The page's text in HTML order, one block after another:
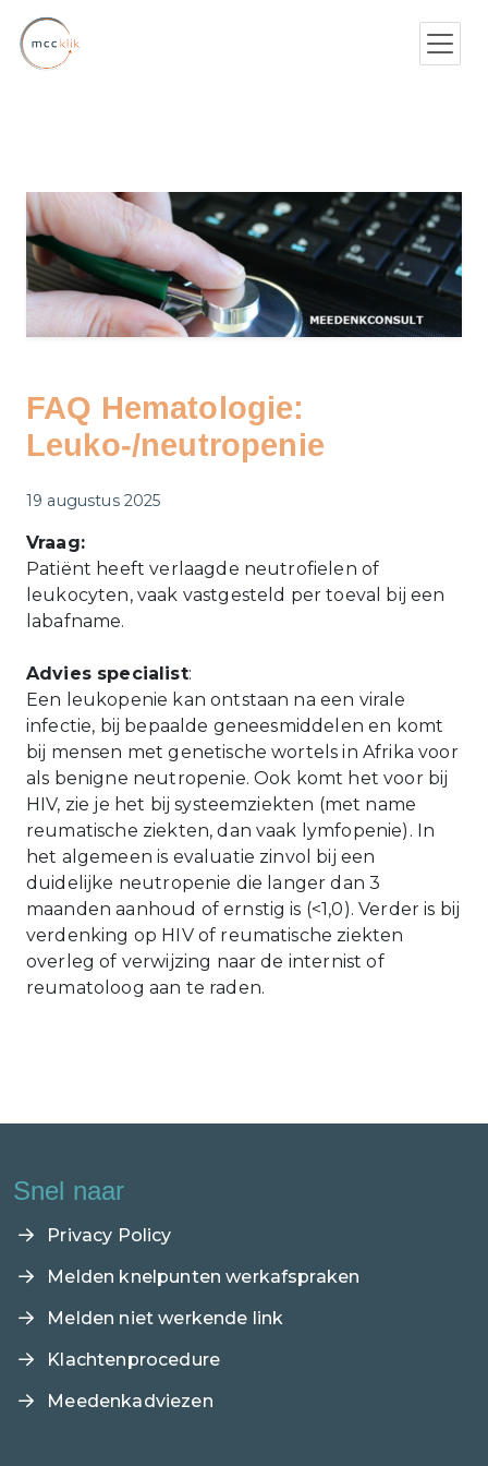
FAQ Hematologie:
Leuko-/neutropenie
Gepubliceerd op
19 augustus 2025
Vraag:
Patiënt heeft verlaagde neutrofielen of
leukocyten, vaak vastgesteld per toeval bij een
labafname.
Advies specialist:
Een leukopenie kan ontstaan na een virale
infectie, bij bepaalde geneesmiddelen en komt
bij mensen met genetische wortels in Afrika voor
als benigne neutropenie. Ook komt het voor bij
HIV, zie je het bij systeemziekten (met name
reumatische ziekten, dan vaak lymfopenie). In
het algemeen is evaluatie zinvol bij een
duidelijke neutropenie die langer dan 3
maanden aanhoud of ernstig is (<1,0). Verder is bij
verdenking op HIV of reumatische ziekten
overleg of verwijzing naar de internist of
reumatoloog aan te raden.
Snel naar
Privacy Policy
Melden knelpunten werkafspraken
Melden niet werkende link
Klachtenprocedure
Meedenkadviezen